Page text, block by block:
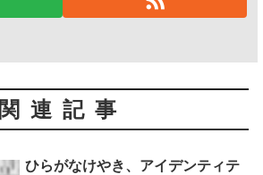
関連記事
ひらがなけやき、アイデンティテ